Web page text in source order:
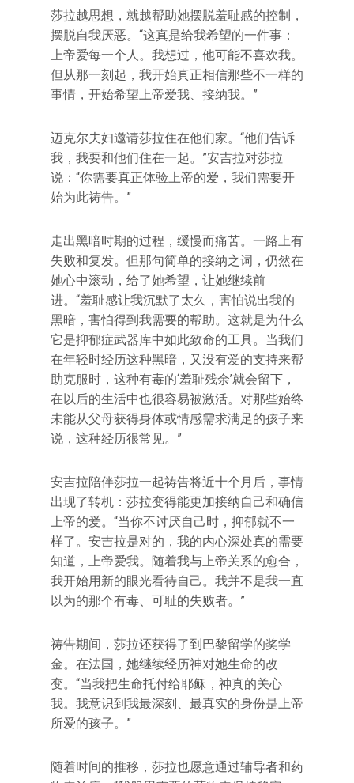
莎拉越思想，就越帮助她摆脱羞耻感的控制，
摆脱自我厌恶。“这真是给我希望的一件事：
上帝爱每一个人。我想过，他可能不喜欢我。
但从那一刻起，我开始真正相信那些不一样的
事情，开始希望上帝爱我、接纳我。”
迈克尔夫妇邀请莎拉住在他们家。“他们告诉
我，我要和他们住在一起。”安吉拉对莎拉
说：“你需要真正体验上帝的爱，我们需要开
始为此祷告。”
走出黑暗时期的过程，缓慢而痛苦。一路上有
失败和复发。但那句简单的接纳之词，仍然在
她心中滚动，给了她希望，让她继续前
进。“羞耻感让我沉默了太久，害怕说出我的
黑暗，害怕得到我需要的帮助。这就是为什么
它是抑郁症武器库中如此致命的工具。当我们
在年轻时经历这种黑暗，又没有爱的支持来帮
助克服时，这种有毒的‘羞耻残余’就会留下，
在以后的生活中也很容易被激活。对那些始终
未能从父母获得身体或情感需求满足的孩子来
说，这种经历很常见。”
安吉拉陪伴莎拉一起祷告将近十个月后，事情
出现了转机：莎拉变得能更加接纳自己和确信
上帝的爱。“当你不讨厌自己时，抑郁就不一
样了。安吉拉是对的，我的内心深处真的需要
知道，上帝爱我。随着我与上帝关系的愈合，
我开始用新的眼光看待自己。我并不是我一直
以为的那个有毒、可耻的失败者。”
祷告期间，莎拉还获得了到巴黎留学的奖学
金。在法国，她继续经历神对她生命的改
变。“当我把生命托付给耶稣，神真的关心
我。我意识到我最深刻、最真实的身份是上帝
所爱的孩子。”
随着时间的推移，莎拉也愿意通过辅导者和药